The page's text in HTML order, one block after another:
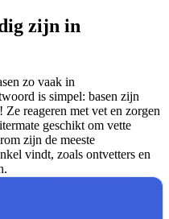
zijn in
zo vaak in
is simpel: basen zijn
reageren met vet en zorgen
geschikt om vette
zijn de meeste
vindt, zoals ontvetters en